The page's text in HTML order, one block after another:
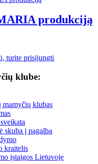
produkciją
turite prisijungti
klube:
mamyčių klubas
skuba į pagalbą
kraitelis
įstaigos Lietuvoje